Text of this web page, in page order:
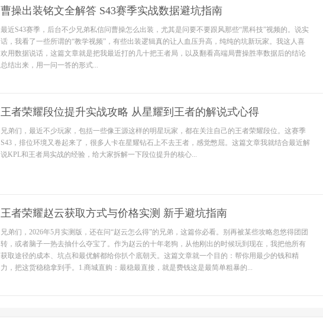
曹操出装铭文全解答 S43赛季实战数据避坑指南
最近S43赛季，后台不少兄弟私信问曹操怎么出装，尤其是问要不要跟风那些“黑科技”视频的。说实
话，我看了一些所谓的“教学视频”，有些出装逻辑真的让人血压升高，纯纯的坑新玩家。我这人喜
欢用数据说话，这篇文章就是把我最近打的几十把王者局，以及翻看高端局曹操胜率数据后的结论
总结出来，用一问一答的形式...
王者荣耀段位提升实战攻略 从星耀到王者的解说式心得
兄弟们，最近不少玩家，包括一些像王源这样的明星玩家，都在关注自己的王者荣耀段位。这赛季
S43，排位环境又卷起来了，很多人卡在星耀钻石上不去王者，感觉憋屈。这篇文章我就结合最近解
说KPL和王者局实战的经验，给大家拆解一下段位提升的核心...
王者荣耀赵云获取方式与价格实测 新手避坑指南
兄弟们，2026年5月实测版，还在问“赵云怎么得”的兄弟，这篇你必看。别再被某些攻略忽悠得团团
转，或者脑子一热去抽什么夺宝了。作为赵云的十年老狗，从他刚出的时候玩到现在，我把他所有
获取途径的成本、坑点和最优解都给你扒个底朝天。这篇文章就一个目的：帮你用最少的钱和精
力，把这货稳稳拿到手。1.商城直购：最稳最直接，就是费钱这是最简单粗暴的...